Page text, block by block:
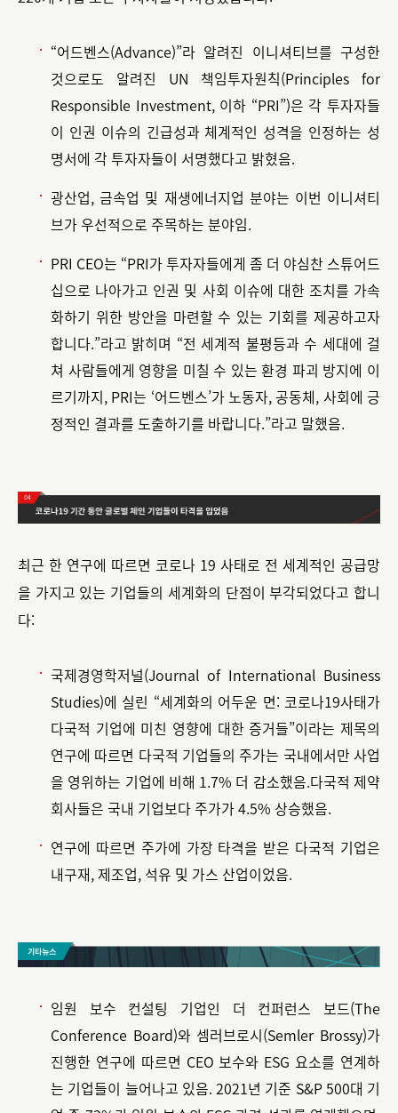
“어드벤스(Advance)”라 알려진 이니셔티브를 구성한
것으로도 알려진 UN 책임투자원칙(Principles for
Responsible Investment, 이하 “PRI”)은 각 투자자들
이 인권 이슈의 긴급성과 체계적인 성격을 인정하는 성
명서에 각 투자자들이 서명했다고 밝혔음.
광산업, 금속업 및 재생에너지업 분야는 이번 이니셔티
브가 우선적으로 주목하는 분야임.
PRI CEO는 “PRI가 투자자들에게 좀 더 야심찬 스튜어드
십으로 나아가고 인권 및 사회 이슈에 대한 조치를 가속
화하기 위한 방안을 마련할 수 있는 기회를 제공하고자
합니다.”라고 밝히며 “전 세계적 불평등과 수 세대에 걸
쳐 사람들에게 영향을 미칠 수 있는 환경 파괴 방지에 이
르기까지, PRI는 ‘어드벤스’가 노동자, 공동체, 사회에 긍
정적인 결과를 도출하기를 바랍니다.”라고 말했음.
최근 한 연구에 따르면 코로나 19 사태로 전 세계적인 공급망
을 가지고 있는 기업들의 세계화의 단점이 부각되었다고 합니
다:
국제경영학저널(Journal of International Business
Studies)에 실린 “세계화의 어두운 면: 코로나19사태가
다국적 기업에 미친 영향에 대한 증거들”이라는 제목의
연구에 따르면 다국적 기업들의 주가는 국내에서만 사업
을 영위하는 기업에 비해 1.7% 더 감소했음.다국적 제약
회사들은 국내 기업보다 주가가 4.5% 상승했음.
연구에 따르면 주가에 가장 타격을 받은 다국적 기업은
내구재, 제조업, 석유 및 가스 산업이었음.
임원 보수 컨설팅 기업인 더 컨퍼런스 보드(The
Conference Board)와 셈러브로시(Semler Brossy)가
진행한 연구에 따르면 CEO 보수와 ESG 요소를 연계하
는 기업들이 늘어나고 있음. 2021년 기준 S&P 500대 기